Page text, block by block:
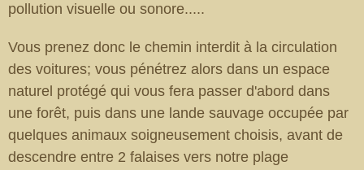
pollution visuelle ou sonore.....
Vous prenez donc le chemin interdit à la circulation
des voitures; vous pénétrez alors dans un espace
naturel protégé qui vous fera passer d'abord dans
une forêt, puis dans une lande sauvage occupée par
quelques animaux soigneusement choisis, avant de
descendre entre 2 falaises vers notre plage